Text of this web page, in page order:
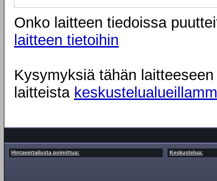
Onko laitteen tiedoissa
laitteen tietoihin
Kysymyksiä tähän
laitteista
Hintavertailusta poimittua: Keskustelua: